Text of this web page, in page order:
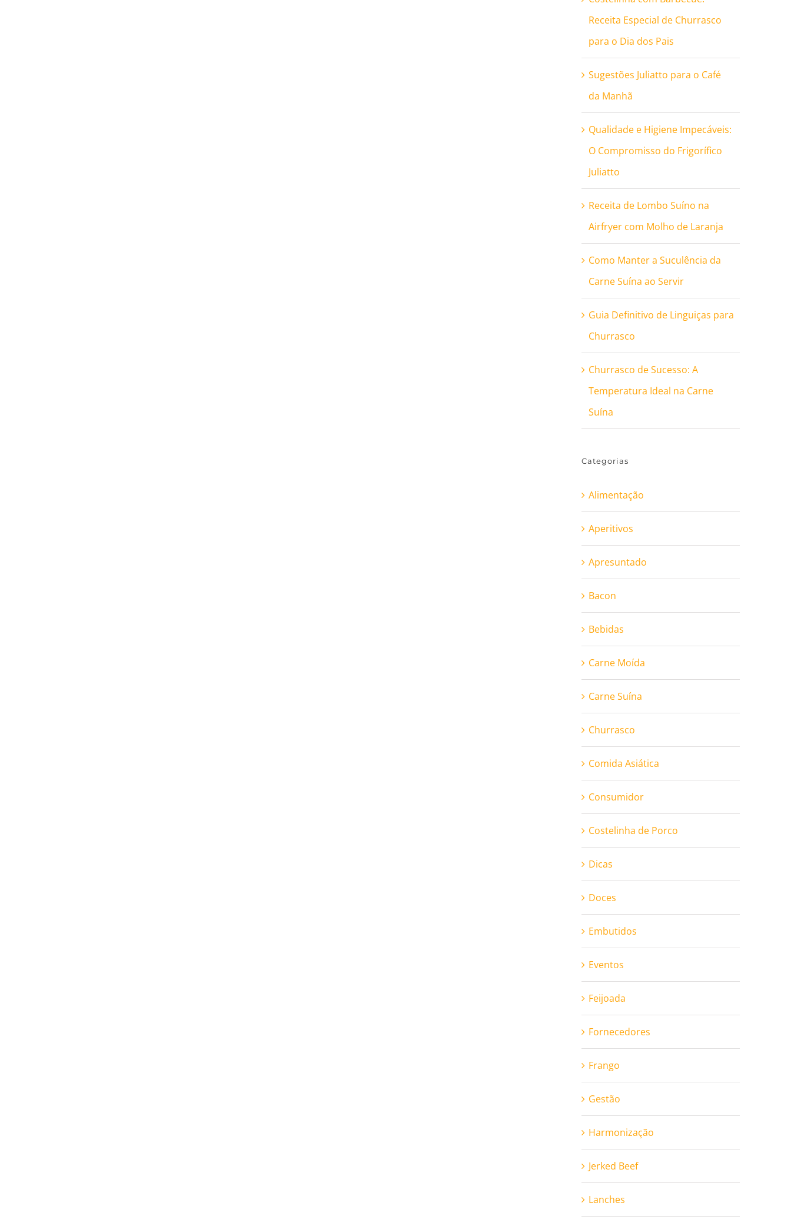
Receita Especial de Churrasco
para o Dia dos Pais
Sugestões Juliatto para o Café
da Manhã
Qualidade e Higiene Impecáveis:
O Compromisso do Frigorífico
Juliatto
Receita de Lombo Suíno na
Airfryer com Molho de Laranja
Como Manter a Suculência da
Carne Suína ao Servir
Guia Definitivo de Linguiças para
Churrasco
Churrasco de Sucesso: A
Temperatura Ideal na Carne
Suína
Categorias
Alimentação
Aperitivos
Apresuntado
Bacon
Bebidas
Carne Moída
Carne Suína
Churrasco
Comida Asiática
Consumidor
Costelinha de Porco
Dicas
Doces
Embutidos
Eventos
Feijoada
Fornecedores
Frango
Gestão
Harmonização
Jerked Beef
Lanches